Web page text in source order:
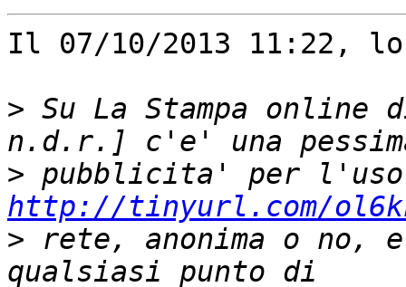
Il 07/10/2013 11:22,
> Su La Stampa
>
http://tinyurl.com/
> rete, anonima o